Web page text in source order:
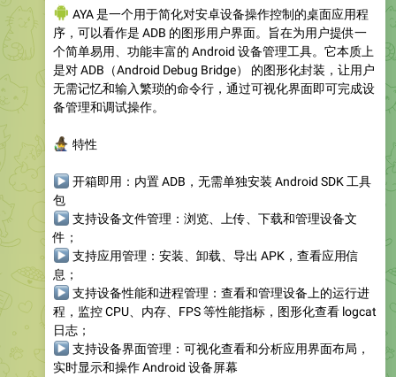
AYA 是一个用于简化对安卓设备操作控制的桌面应用程
序，可以看作是 ADB 的图形用户界面。旨在为用户提供一
个简单易用、功能丰富的 Android 设备管理工具。它本质上
是对 ADB（Android Debug Bridge） 的图形化封装，让用户
无需记忆和输入繁琐的命令行，通过可视化界面即可完成设
备管理和调试操作。
特性
开箱即用 ：内置 ADB，无需单独安装 Android SDK 工具
包
支持设备文件管理 ：浏览、上传、下载和管理设备文
件；
支持应用管理 ：安装、卸载、导出 APK，查看应用信
息；
支持设备性能和进程管理 ：查看和管理设备上的运行进
程，监控 CPU、内存、FPS 等性能指标，图形化查看 logcat
日志；
支持设备界面管理 ：可视化查看和分析应用界面布局，
实时显示和操作 Android 设备屏幕